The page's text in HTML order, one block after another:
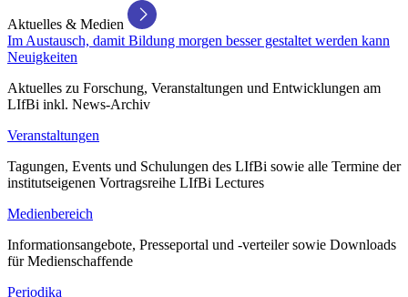
Aktuelles & Medien
Im Austausch, damit Bildung morgen besser gestaltet werden kann
Neuigkeiten
Aktuelles zu Forschung, Veranstaltungen und Entwicklungen am
LIfBi inkl. News-Archiv
Veranstaltungen
Tagungen, Events und Schulungen des LIfBi sowie alle Termine der
institutseigenen Vortragsreihe LIfBi Lectures
Medienbereich
Informationsangebote, Presseportal und -verteiler sowie Downloads
für Medienschaffende
Periodika